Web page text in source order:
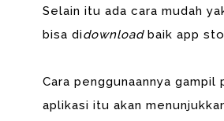
Selain itu ada cara mudah
bisa didownload baik app
Cara penggunaannya
aplikasi itu akan